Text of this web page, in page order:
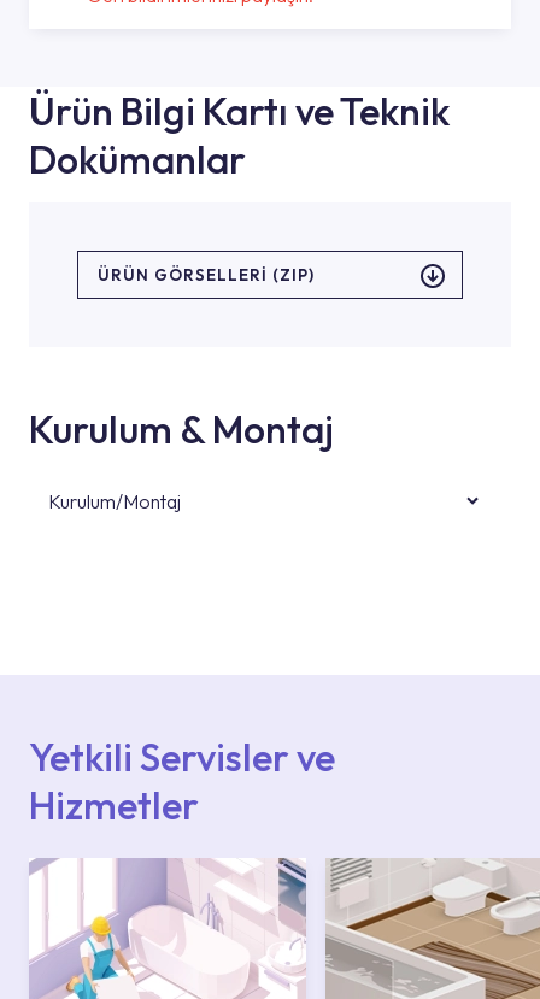
Ürün Bilgi Kartı ve Teknik
Dokümanlar
ÜRÜN GÖRSELLERI (ZIP)
Kurulum & Montaj
Kurulum/Montaj
Yetkili Servisler ve
Hizmetler